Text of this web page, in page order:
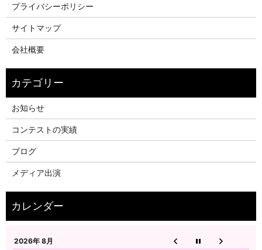
プライバシーポリシー
サイトマップ
会社概要
お知らせ
コンテストの実績
ブログ
メディア出演
2026年 8月